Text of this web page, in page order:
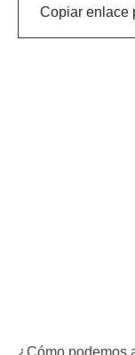
Copiar enlace
¿Cómo podemos